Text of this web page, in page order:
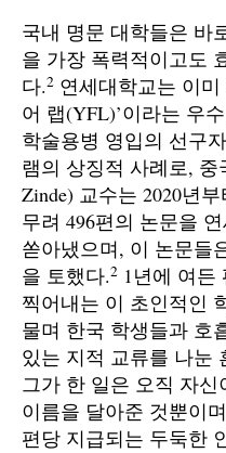
국내 명문 대학들은 바
을 가장 폭력적이고도
다.2 연세대학교는 이미
어 랩(YFL)’이라는 우
학술용병 영입의 선구
램의 상징적 사례로, 중
Zinde) 교수는 2020년
무려 496편의 논문을
쏟아냈으며, 이 논문들
을 토했다.2 1년에 여든
찍어내는 이 초인적인
물며 한국 학생들과 호
있는 지적 교류를 나눈
그가 한 일은 오직 자
이름을 달아준 것뿐이
편당 지급되는 두둑한